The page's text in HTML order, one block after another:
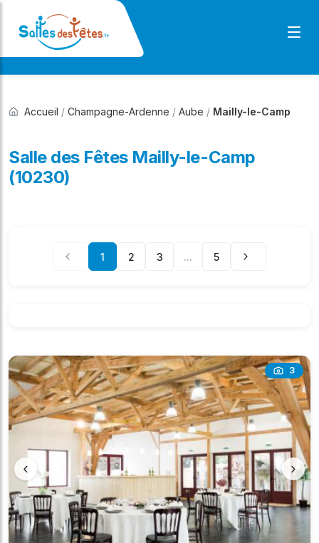
Accueil / Champagne-Ardenne / Aube / Mailly-le-Camp
Salle des Fêtes Mailly-le-Camp
(10230)
1 2 3 ... 5
3
‹ ›